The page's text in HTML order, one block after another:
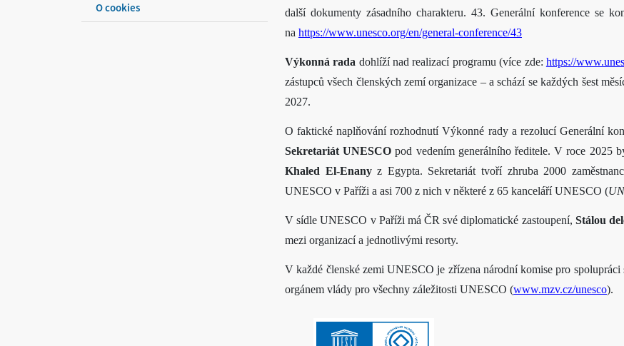
O cookies
další dokumenty zásadního charakteru. 43. Generální konference se
na https://www.unesco.org/en/general-conference/43
Výkonná rada dohlíží nad realizací programu (více zde: https://
zástupců všech členských zemí organizace – a schází se každých šest
2027.
O faktické naplňování rozhodnutí Výkonné rady a rezolucí Generální
Sekretariát UNESCO pod vedením generálního ředitele. V roce 2025
Khaled El-Enanyz Egypta. Sekretariát tvoří zhruba 2000
UNESCO v Paříži a asi 700 z nich v některé z 65 kanceláří UNESCO (
V sídle UNESCO v Paříži má ČR své diplomatické zastoupení, Stálou
mezi organizací a jednotlivými resorty.
V každé členské zemi UNESCO je zřízena národní komise pro spolupráci
orgánem vlády pro všechny záležitosti UNESCO (www.mzv.cz/unesco).